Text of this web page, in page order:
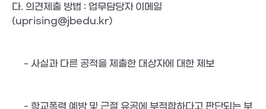
다. 의견제출 방법 : 업무담당자 이메일
(uprising@jbedu.kr)
- 사실과 다른 공적을 제출한 대상자에 대한 제보
- 학교폭력 예방 및 근절 유공에 부적합하다고 판단되는 부